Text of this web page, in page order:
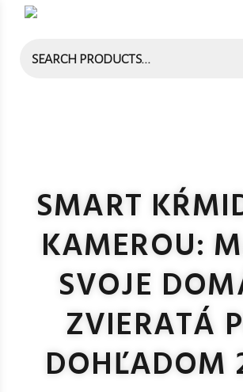
SMART
KAMEROU:
SVOJE
ZVIERATÁ
DOHĽADOM